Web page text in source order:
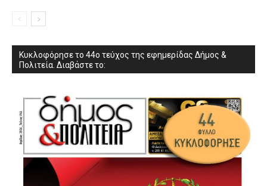
Κυκλοφόρησε το 44ο τεύχος της εφημερίδας Δήμος &
Πολιτεία. Διαβάστε το: